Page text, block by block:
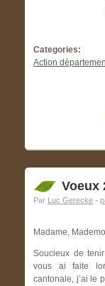
Categories:
Action
Voeux
Par Luc Gerecke -
Madame,
Soucieux de
vous ai faite
cantonale, j’ai le